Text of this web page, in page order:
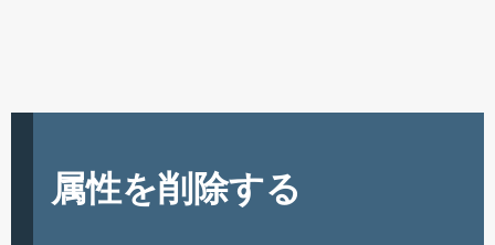
属性を削除する